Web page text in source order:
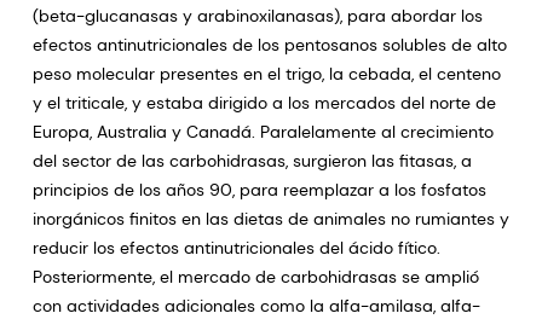
(beta-glucanasas y arabinoxilanasas), para abordar los
efectos antinutricionales de los pentosanos solubles de alto
peso molecular presentes en el trigo, la cebada, el centeno
y el triticale, y estaba dirigido a los mercados del norte de
Europa, Australia y Canadá. Paralelamente al crecimiento
del sector de las carbohidrasas, surgieron las fitasas, a
principios de los años 90, para reemplazar a los fosfatos
inorgánicos finitos en las dietas de animales no rumiantes y
reducir los efectos antinutricionales del ácido fítico.
Posteriormente, el mercado de carbohidrasas se amplió
con actividades adicionales como la alfa-amilasa, alfa-